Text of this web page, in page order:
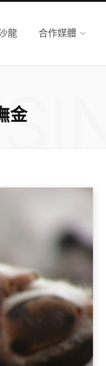
龍 合作媒體
金